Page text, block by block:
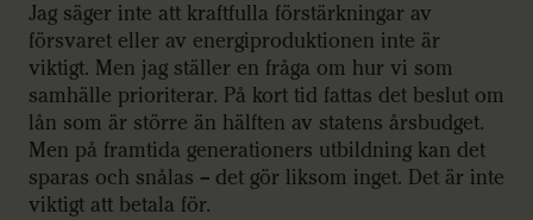
Jag säger inte att kraftfulla förstärkningar av
försvaret eller av energiproduktionen inte är
viktigt. Men jag ställer en fråga om hur vi som
samhälle prioriterar. På kort tid fattas det beslut om
lån som är större än hälften av statens årsbudget.
Men på framtida generationers utbildning kan det
sparas och snålas – det gör liksom inget. Det är inte
viktigt att betala för.